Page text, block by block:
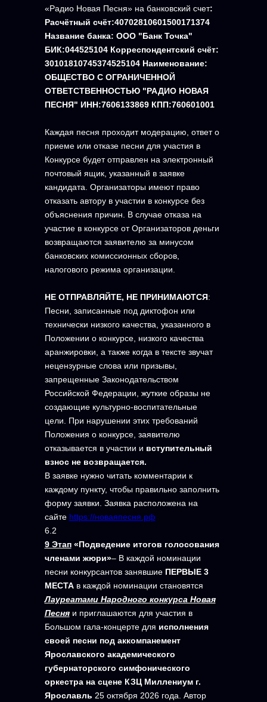
«Радио Новая Песня» на банковский счет:
Расчётный счёт:40702810601500171374
Название банка: ООО "Банк Точка"
БИК:044525104 Корреспондентский счёт:
30101810745374525104 Наименование:
ОБЩЕСТВО С ОГРАНИЧЕННОЙ
ОТВЕТСТВЕННОСТЬЮ "РАДИО НОВАЯ
ПЕСНЯ" ИНН:7606133869 КПП:760601001
Каждая песня проходит модерацию, ответ о
приеме или отказе песни для участия в
Конкурсе будет отправлен на электронный
почтовый ящик, указанный в заявке
кандидата. Организаторы имеют право
отказать автору в участии в конкурсе без
объяснения причин. В случае отказа на
участие в конкурсе от Организаторов деньги
возвращаются заявителю за минусом
банковских комиссионных сборов,
налогового режима организации.
НЕ ОТПРАВЛЯЙТЕ, НЕ ПРИНИМАЮТСЯ:
Песни, записанные под диктофон или
технически низкого качества, указанного в
Положении о конкурсе, низкого качества
аранжировки, а также когда в тексте звучат
нецензурные слова или призывы,
запрещенные Законодательством
Российской Федерации, жуткие образы не
создающие культурно-воспитательные
цели. При нарушении этих требований
Положения о конкурсе, заявителю
отказывается в участии и вступительный
взнос не возвращается.
В заявке нужно читать комментарии к
каждому пункту, чтобы правильно заполнить
форму заявки. Заявка расположена на
сайте https://новаяпесня.рф
6.2
9 Этап «Подведение итогов голосования
членами жюри»– В каждой номинации
песни конкурсантов занявшие ПЕРВЫЕ 3
МЕСТА в каждой номинации становятся
Лауреатами Народного конкурса Новая
Песняи приглашаются для участия в
Большом гала-концерте для исполнения
своей песни под аккомпанемент
Ярославского академического
губернаторского симфонического
оркестра на сцене КЗЦ Миллениум г.
Ярославль 25 октября 2026 года. Автор